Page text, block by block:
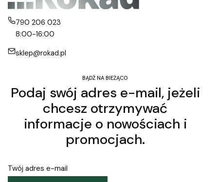
790 206 023
8:00-16:00
sklep@rokad.pl
BĄDŹ NA BIEŻĄCO
Podaj swój adres e-mail, jeżeli
chcesz otrzymywać
informacje o nowościach i
promocjach.
Twój adres e-mail